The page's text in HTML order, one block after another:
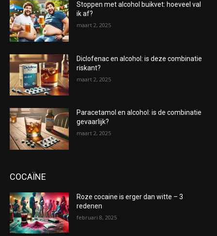
Stoppen met alcohol buikvet: hoeveel val
ik af?
maart 2, 2025
Diclofenac en alcohol: is deze combinatie
riskant?
maart 2, 2025
Paracetamol en alcohol: is de combinatie
gevaarlijk?
maart 2, 2025
COCAÏNE
Roze cocaine is erger dan witte – 3
redenen
februari 8, 2025